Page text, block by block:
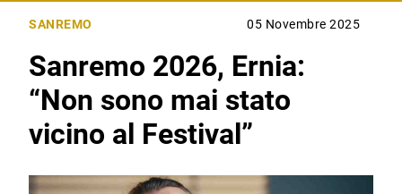
SANREMO 05 Novembre 2025
Sanremo 2026, Ernia:
“Non sono mai stato
vicino al Festival”